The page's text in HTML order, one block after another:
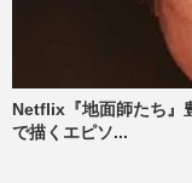
Netflix『地面師たち』
で描くエピソ...